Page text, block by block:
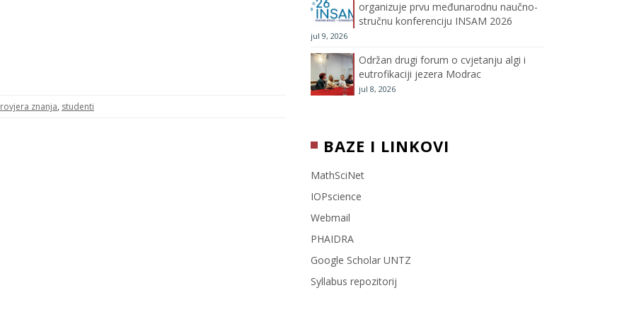
znanja, studenti
l
organizuje prvu međunarodnu naučno-
stručnu konferenciju INSAM 2026
jul 9, 2026
Održan drugi forum o cvjetanju algi i
eutrofikaciji jezera Modrac
jul 8, 2026
BAZE I LINKOVI
MathSciNet
IOPscience
Webmail
PHAIDRA
Google Scholar UNTZ
Syllabus repozitorij